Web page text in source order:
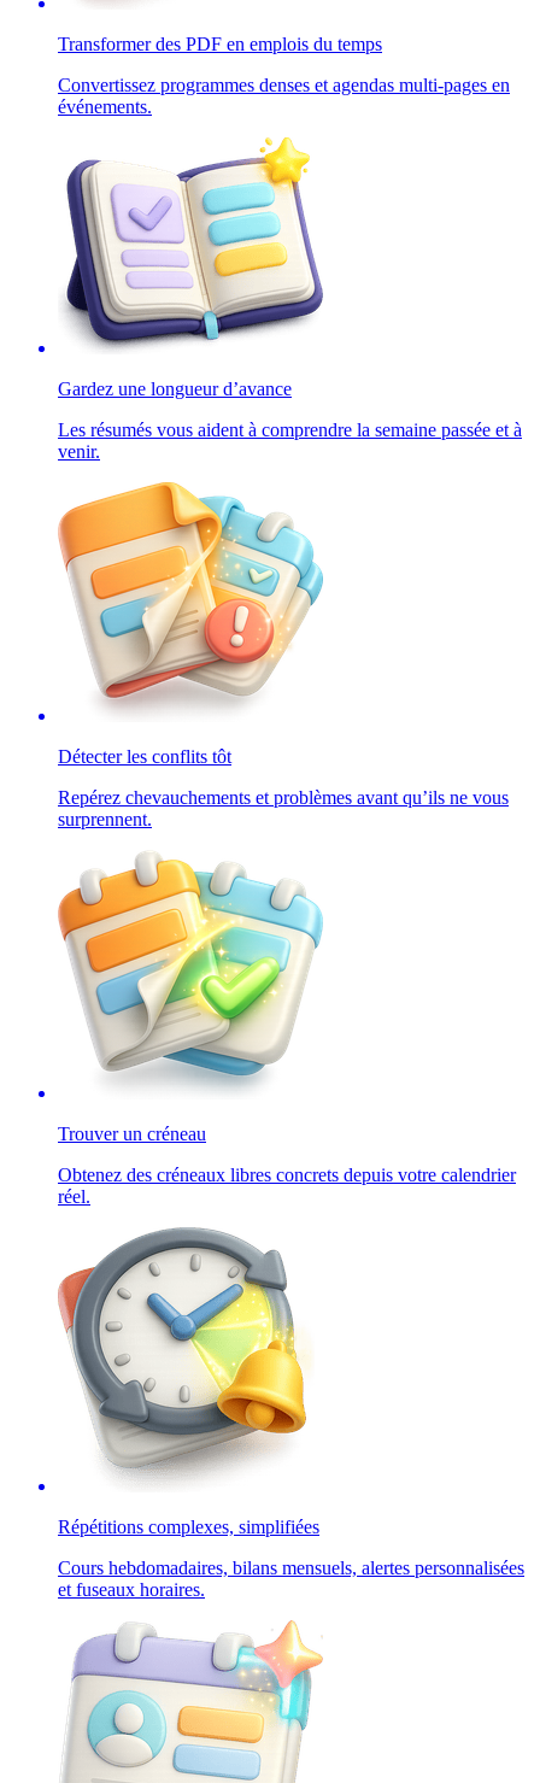
Transformer des PDF en emplois du temps
Convertissez programmes denses et agendas multi-pages en
événements.
Gardez une longueur d’avance
Les résumés vous aident à comprendre la semaine passée et à
venir.
Détecter les conflits tôt
Repérez chevauchements et problèmes avant qu’ils ne vous
surprennent.
Trouver un créneau
Obtenez des créneaux libres concrets depuis votre calendrier
réel.
Répétitions complexes, simplifiées
Cours hebdomadaires, bilans mensuels, alertes personnalisées
et fuseaux horaires.